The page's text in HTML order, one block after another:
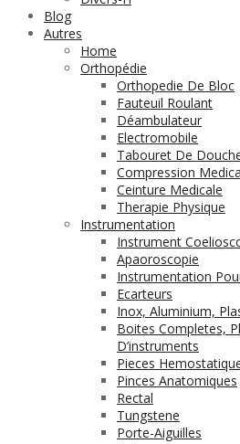
Blog
Autres
Home
Orthopédie
Orthopedie De Bloc
Fauteuil Roulant
Déambulateur
Electromobile
Tabouret De
Compression
Ceinture Medicale
Therapie Physique
Instrumentation
Instrument
Apaoroscopie
Instrumentation
Ecarteurs
Inox, Aluminium,
Boites Completes,
D’instruments
Pieces
Pinces Anatomiques
Rectal
Tungstene
Porte-Aiguilles